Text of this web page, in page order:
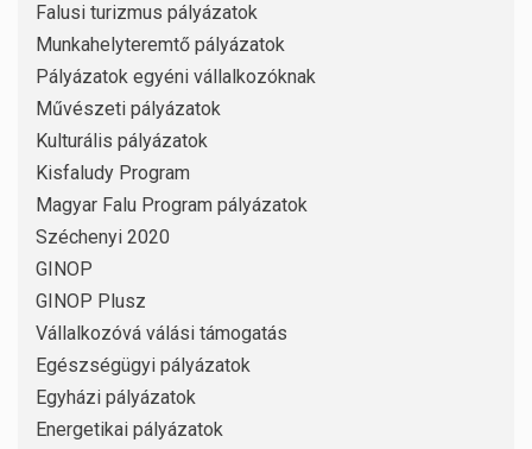
Falusi turizmus pályázatok
Munkahelyteremtő pályázatok
Pályázatok egyéni vállalkozóknak
Művészeti pályázatok
Kulturális pályázatok
Kisfaludy Program
Magyar Falu Program pályázatok
Széchenyi 2020
GINOP
GINOP Plusz
Vállalkozóvá válási támogatás
Egészségügyi pályázatok
Egyházi pályázatok
Energetikai pályázatok